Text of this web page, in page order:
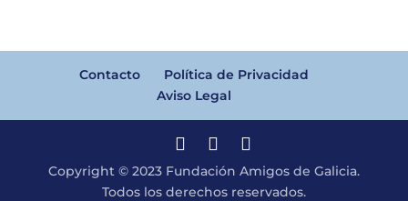
Contacto
Política de Privacidad
Aviso Legal
Copyright © 2023 Fundación Amigos de Galicia.
Todos los derechos reservados.